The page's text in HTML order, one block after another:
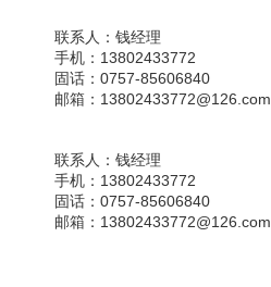
联系人： 钱经理
手机： 13802433772
固话： 0757-85606840
邮箱： 13802433772@126.com
联系人： 钱经理
手机： 13802433772
固话： 0757-85606840
邮箱： 13802433772@126.com